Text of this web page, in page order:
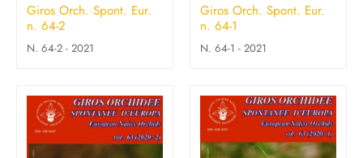
Giros Orch. Spont. Eur.
n. 64-2
N. 64-2 - 2021
Giros Orch. Spont. Eur.
n. 64-1
N. 64-1 - 2021